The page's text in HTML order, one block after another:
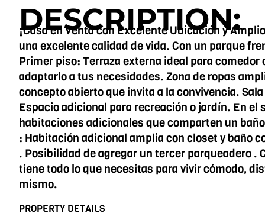
DESCRIPTION:
¡Casa en Venta con Excelente Ubicación y
una excelente calidad de vida. Con un parque
Primer piso: Terraza externa ideal para
adaptarlo a tus necesidades. Zona de ropas
concepto abierto que invita a la convivencia.
Espacio adicional para recreación o jardín. En
habitaciones adicionales que comparten un
: Habitación adicional amplia con closet y baño
. Posibilidad de agregar un tercer parqueadero
tiene todo lo que necesitas para vivir cómodo,
mismo.
PROPERTY DETAILS